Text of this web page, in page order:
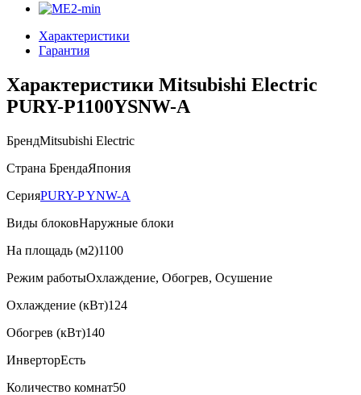
Характеристики
Гарантия
Характеристики Mitsubishi Electric
PURY-P1100YSNW-A
БрендMitsubishi Electric
Страна БрендаЯпония
СерияPURY-P YNW-A
Виды блоковНаружные блоки
На площадь (м2)1100
Режим работыОхлаждение, Обогрев, Осушение
Охлаждение (кВт)124
Обогрев (кВт)140
ИнверторЕсть
Количество комнат50